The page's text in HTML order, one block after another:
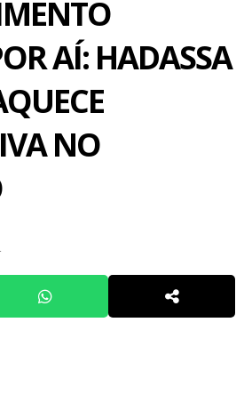
AÍ: HADASSA
NO